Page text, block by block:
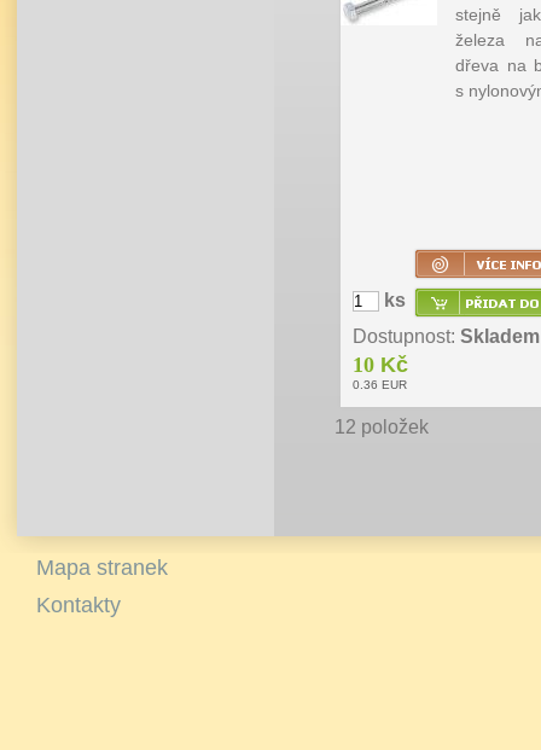
stejně
železa
dřeva na
s
ks
Dostupnost:
10 Kč
0.36 EUR
12 položek
Mapa stranek
Kontakty